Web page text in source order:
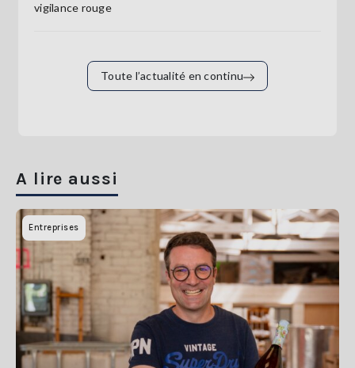
vigilance rouge
Toute l’actualité en continu
A lire aussi
Entreprises